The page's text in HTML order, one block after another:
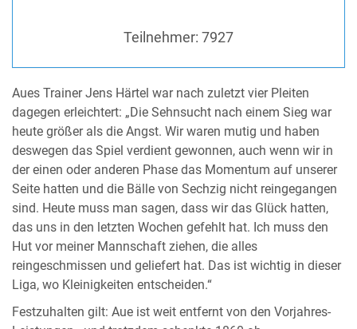
Teilnehmer: 7927
Aues Trainer Jens Härtel war nach zuletzt vier Pleiten
dagegen erleichtert: „Die Sehnsucht nach einem Sieg war
heute größer als die Angst. Wir waren mutig und haben
deswegen das Spiel verdient gewonnen, auch wenn wir in
der einen oder anderen Phase das Momentum auf unserer
Seite hatten und die Bälle von Sechzig nicht reingegangen
sind. Heute muss man sagen, dass wir das Glück hatten,
das uns in den letzten Wochen gefehlt hat. Ich muss den
Hut vor meiner Mannschaft ziehen, die alles
reingeschmissen und geliefert hat. Das ist wichtig in dieser
Liga, wo Kleinigkeiten entscheiden.“
Festzuhalten gilt: Aue ist weit entfernt von den Vorjahres-